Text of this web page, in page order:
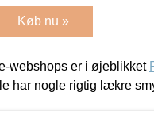
Køb nu »
webshops er i øjeblikket
har nogle rigtig lækre